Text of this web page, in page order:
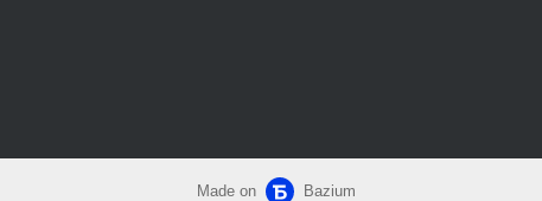
Made on Bazium